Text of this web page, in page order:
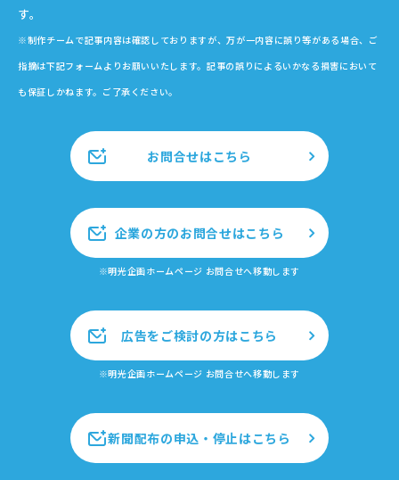
す。
※制作チームで記事内容は確認しておりますが、万が一内容に誤り等がある場合、ご
指摘は下記フォームよりお願いいたします。記事の誤りによるいかなる損害において
も保証しかねます。ご了承ください。
お問合せはこちら
企業の方のお問合せはこちら
※明光企画ホームページ お問合せへ移動します
広告をご検討の方はこちら
※明光企画ホームページ お問合せへ移動します
新聞配布の申込・停止はこちら